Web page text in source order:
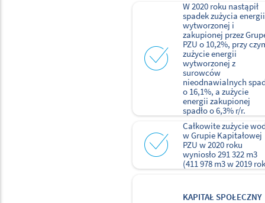
W 2020 roku nastąpił
spadek zużycia energii
wytworzonej i
zakupionej przez
PZU o 10,2%, przy
zużycie energii
wytworzonej z
surowców
nieodnawialnych
o 16,1%, a zużycie
energii zakupionej
spadło o 6,3% r/r.
Całkowite zużycie
w Grupie Kapitałowej
PZU w 2020 roku
wyniosło 291 322 m3
(411 978 m3 w 2019
KAPITAŁ SPOŁECZNY